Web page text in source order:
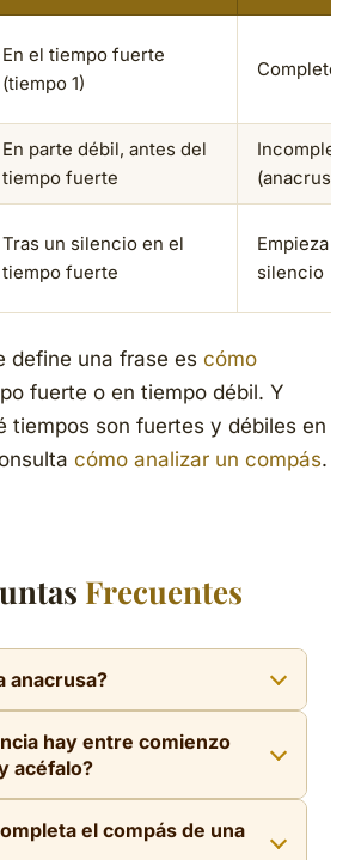
En el tiempo fuerte
(tiempo 1)
Completo
En parte débil, antes del
tiempo fuerte
Incompleto
(anacrusa)
Tras un silencio en el
tiempo fuerte
Empieza
silencio
define una frase es cómo
fuerte o en tiempo débil. Y
tiempos son fuertes y débiles en
cómo analizar un compás.
Frecuentes
anacrusa?
fuerte del compás, en parte
impulso hacia el acento y
feliz empiezan con
hay entre comienzo
acéfalo?
la barra de compás (la
el compás de una